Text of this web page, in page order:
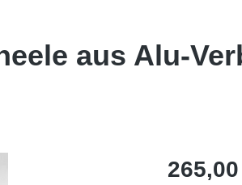
aus Alu-
Regulärer